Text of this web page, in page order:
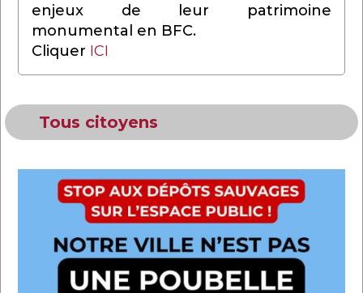
enjeux de leur patrimoine
monumental en BFC.
Cliquer ICI
Tous citoyens